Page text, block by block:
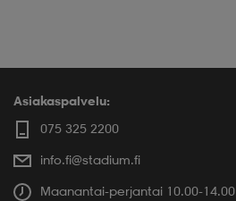
Asiakaspalvelu:
075 325 2200
info.fi@stadium.fi
Maanantai-perjantai 10.00-14.00